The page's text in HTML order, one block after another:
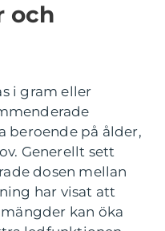
och
i gram eller
beroende på ålder,
Generellt sett
dosen mellan
har visat att
kan öka